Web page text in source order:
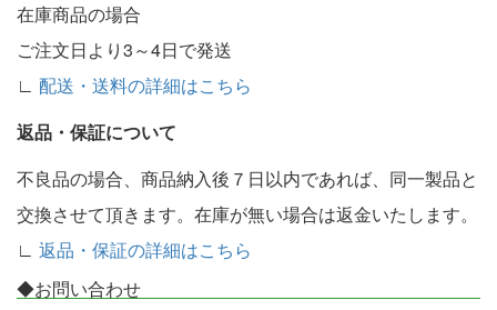
在庫商品の場合
ご注文日より3～4日で発送
∟ 配送・送料の詳細はこちら
返品・保証について
不良品の場合、商品納入後７日以内であれば、同一製品と
交換させて頂きます。在庫が無い場合は返金いたします。
∟ 返品・保証の詳細はこちら
◆お問い合わせ